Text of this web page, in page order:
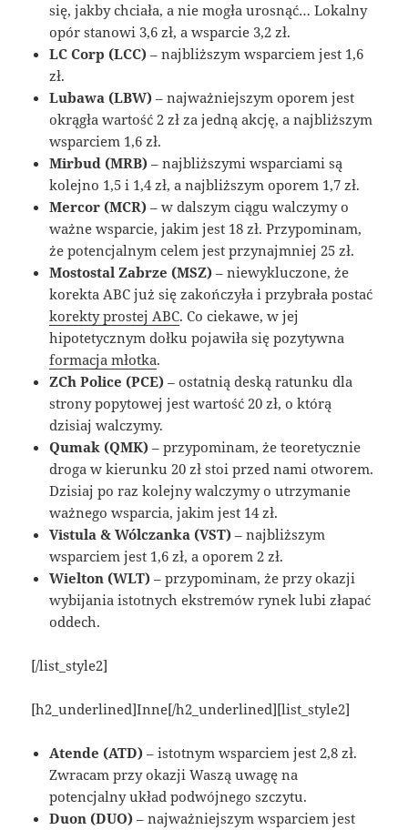
się, jakby chciała, a nie mogła urosnąć… Lokalny
opór stanowi 3,6 zł, a wsparcie 3,2 zł.
LC Corp (LCC) – najbliższym wsparciem jest 1,6
zł.
Lubawa (LBW) – najważniejszym oporem jest
okrągła wartość 2 zł za jedną akcję, a najbliższym
wsparciem 1,6 zł.
Mirbud (MRB) – najbliższymi wsparciami są
kolejno 1,5 i 1,4 zł, a najbliższym oporem 1,7 zł.
Mercor (MCR) – w dalszym ciągu walczymy o
ważne wsparcie, jakim jest 18 zł. Przypominam,
że potencjalnym celem jest przynajmniej 25 zł.
Mostostal Zabrze (MSZ) – niewykluczone, że
korekta ABC już się zakończyła i przybrała postać
korekty prostej ABC. Co ciekawe, w jej
hipotetycznym dołku pojawiła się pozytywna
formacja młotka.
ZCh Police (PCE) – ostatnią deską ratunku dla
strony popytowej jest wartość 20 zł, o którą
dzisiaj walczymy.
Qumak (QMK) – przypominam, że teoretycznie
droga w kierunku 20 zł stoi przed nami otworem.
Dzisiaj po raz kolejny walczymy o utrzymanie
ważnego wsparcia, jakim jest 14 zł.
Vistula & Wólczanka (VST) – najbliższym
wsparciem jest 1,6 zł, a oporem 2 zł.
Wielton (WLT) – przypominam, że przy okazji
wybijania istotnych ekstremów rynek lubi złapać
oddech.
[/list_style2]
[h2_underlined]Inne[/h2_underlined][list_style2]
Atende (ATD) – istotnym wsparciem jest 2,8 zł.
Zwracam przy okazji Waszą uwagę na
potencjalny układ podwójnego szczytu.
Duon (DUO) – najważniejszym wsparciem jest